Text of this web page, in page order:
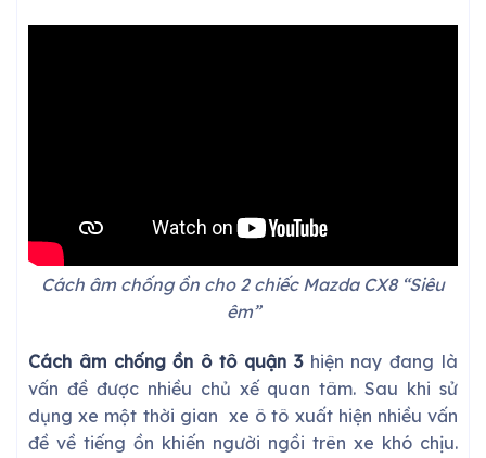
Cách âm chống ồn cho 2 chiếc Mazda CX8 “Siêu
êm”
Cách âm chống ồn ô tô quận 3hiện nay đang là
vấn đề được nhiều chủ xế quan tâm. Sau khi sử
dụng xe một thời gian xe ô tô xuất hiện nhiều vấn
đề về tiếng ồn khiến người ngồi trên xe khó chịu.